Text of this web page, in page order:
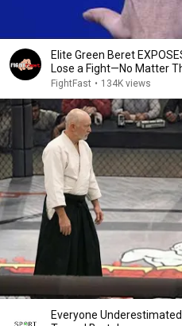
Elite Green Beret
Lose a Fight—No Matter
FightFast • 134K views
Everyone